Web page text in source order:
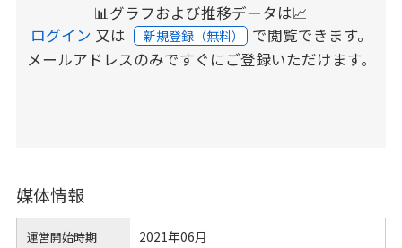
📊グラフおよび推移データは📈
ログイン 又は 新規登録（無料） で閲覧できます。
メールアドレスのみですぐにご登録いただけます。
媒体情報
運営開始時期 2021年06月